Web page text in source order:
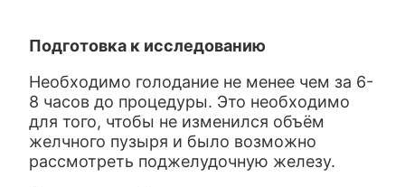
Подготовка к исследованию
Необходимо голодание не менее чем за 6-
8 часов до процедуры. Это необходимо
для того, чтобы не изменился объём
желчного пузыря и было возможно
рассмотреть поджелудочную железу.